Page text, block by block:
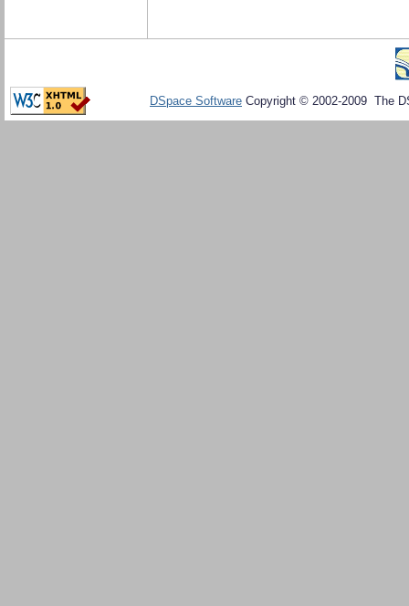
DSpace Software Copyright © 2002-2009 The